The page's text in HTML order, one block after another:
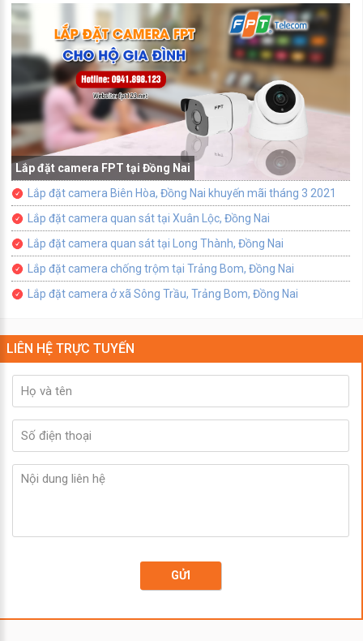
Lắp đặt camera FPT tại Đồng Nai
Lắp đặt camera Biên Hòa, Đồng Nai khuyến mãi tháng 3 2021
Lắp đặt camera quan sát tại Xuân Lộc, Đồng Nai
Lắp đặt camera quan sát tại Long Thành, Đồng Nai
Lắp đặt camera chống trộm tại Trảng Bom, Đồng Nai
Lắp đặt camera ở xã Sông Trầu, Trảng Bom, Đồng Nai
LIÊN HỆ TRỰC TUYẾN
GỬI